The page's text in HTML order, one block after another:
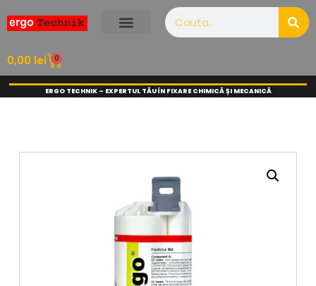
0,00 lei 0
ERGO TECHNIK – EXPERTUL TĂU ÎN FIXARE CHIMICĂ ȘI MECANICĂ